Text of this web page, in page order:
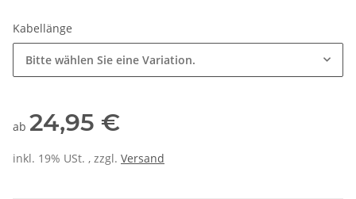
Kabellänge
Bitte wählen Sie eine Variation.
ab 24,95 €
inkl. 19% USt. , zzgl. Versand